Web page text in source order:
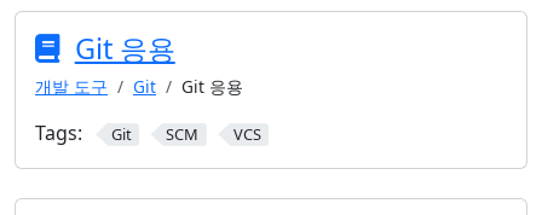
Git 응용
개발 도구 Git Git 응용
Tags: Git SCM VCS